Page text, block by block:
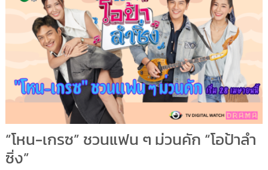
“โหน-เกรซ” ชวนแฟน ๆ ม่วนคัก “โอป้าลำ
ซิ่ง”